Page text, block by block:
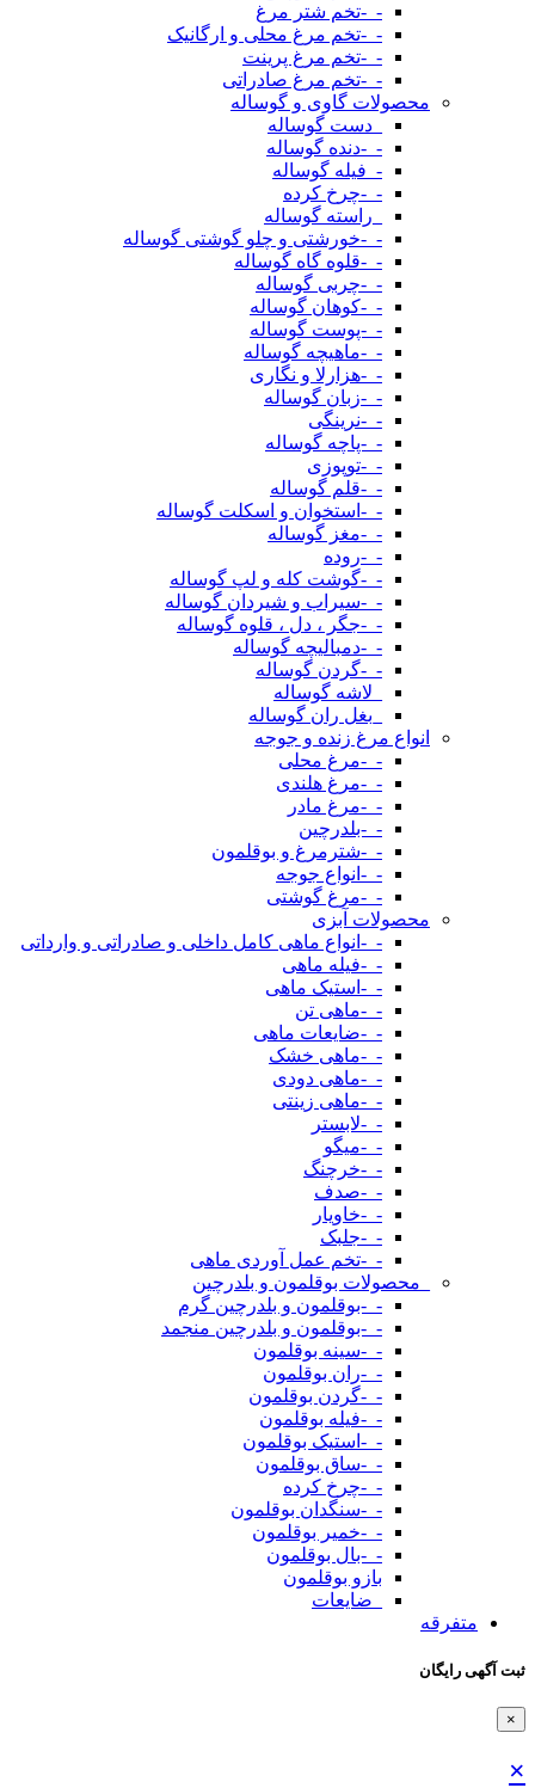
-_-تخم شتر مرغ
-_-تخم مرغ محلی و ارگانیک
-_-تخم مرغ پرینت
-_-تخم مرغ صادراتی
محصولات گاوی و گوساله
_دست گوساله
-_-دنده گوساله
-_فیله گوساله
-_-چرخ کرده
_راسته گوساله
-_-خورشتی و چلو گوشتی گوساله
-_-قلوه گاه گوساله
-_-چربی گوساله
-_-کوهان گوساله
-_-پوست گوساله
-_-ماهیچه گوساله
-_-هزارلا و نگاری
-_-زبان گوساله
-_-نرینگی
-_-پاچه گوساله
-_-توپوزی
-_-قلم گوساله
-_-استخوان و اسکلت گوساله
-_-مغز گوساله
-_-روده
-_-گوشت کله و لپ گوساله
-_-سیراب و شیردان گوساله
-_-جگر ، دل ، قلوه گوساله
-_-دمبالیچه گوساله
-_-گردن گوساله
_لاشه گوساله
_بغل ران گوساله
انواع مرغ زنده و جوجه
-_-مرغ محلی
-_-مرغ هلندی
-_-مرغ مادر
-_-بلدرچین
-_-شترمرغ و بوقلمون
-_-انواع جوجه
-_-مرغ گوشتی
محصولات آبزی
-_-انواع ماهی کامل داخلی و صادراتی و وارداتی
-_-فیله ماهی
-_-استیک ماهی
-_-ماهی تن
-_-ضایعات ماهی
-_-ماهی خشک
-_-ماهی دودی
-_-ماهی زینتی
-_-لابستر
-_-میگو
-_-خرچنگ
-_-صدف
-_-خاویار
-_-جلبک
-_-تخم عمل آوردی ماهی
_محصولات بوقلمون و بلدرچین
-_-بوقلمون و بلدرچین گرم
-_-بوقلمون و بلدرچین منجمد
-_-سینه بوقلمون
-_-ران بوقلمون
-_-گردن بوقلمون
-_-فیله بوقلمون
-_-استیک بوقلمون
-_-ساق بوقلمون
-_-چرخ کرده
-_-سنگدان بوقلمون
-_-خمیر بوقلمون
-_-بال بوقلمون
بازو بوقلمون
_ضایعات
متفرقه
ثبت آگهی رایگان
×
×